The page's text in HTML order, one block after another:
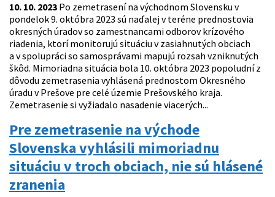
10. 10. 2023 Po zemetrasení na východnom Slovensku v
pondelok 9. októbra 2023 sú naďalej v teréne prednostovia
okresných úradov so zamestnancami odborov krízového
riadenia, ktorí monitorujú situáciu v zasiahnutých obciach
a v spolupráci so samosprávami mapujú rozsah vzniknutých
škôd. Mimoriadna situácia bola 10. októbra 2023 popoludní z
dôvodu zemetrasenia vyhlásená prednostom Okresného
úradu v Prešove pre celé územie Prešovského kraja.
Zemetrasenie si vyžiadalo nasadenie viacerých...
Pre zemetrasenie na východe
Slovenska vyhlásili mimoriadnu
situáciu v troch obciach, nie sú hlásené
zranenia